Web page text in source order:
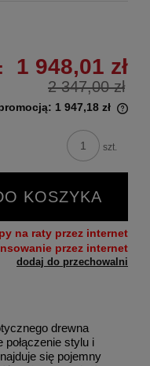
1 948,01 zł
2 347,00 zł
1 947,18 zł
szt.
KOSZYKA
dodaj do przechowalni
drewna
połączenie stylu i
się pojemny